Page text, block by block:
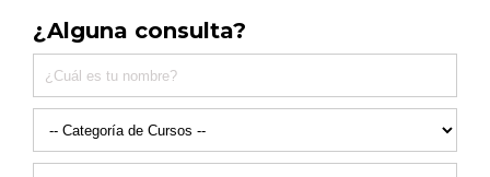
¿Alguna consulta?